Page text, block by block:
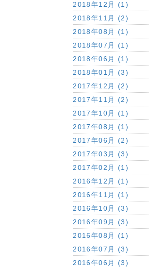
2018年12月 (1)
2018年11月 (2)
2018年08月 (1)
2018年07月 (1)
2018年06月 (1)
2018年01月 (3)
2017年12月 (2)
2017年11月 (2)
2017年10月 (1)
2017年08月 (1)
2017年06月 (2)
2017年03月 (3)
2017年02月 (1)
2016年12月 (1)
2016年11月 (1)
2016年10月 (3)
2016年09月 (3)
2016年08月 (1)
2016年07月 (3)
2016年06月 (3)